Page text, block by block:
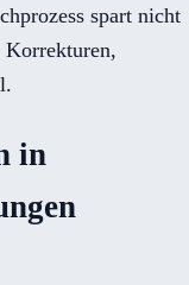
spart nicht
Korrekturen,
in